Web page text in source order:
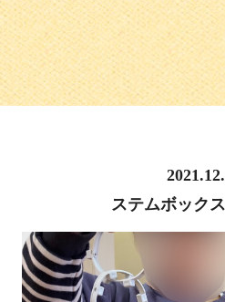
ステムボック